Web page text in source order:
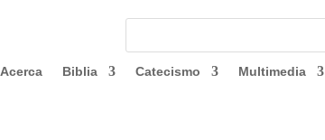
Acerca Biblia Catecismo Multimedia